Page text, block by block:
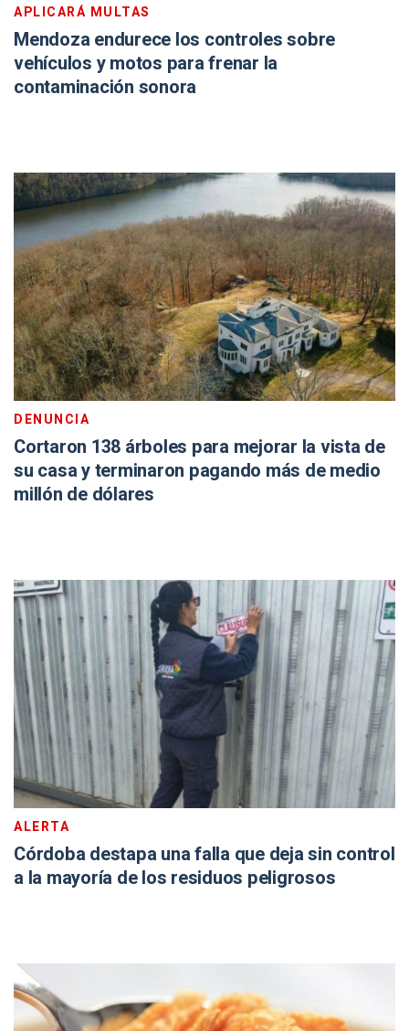
APLICARÁ MULTAS
Mendoza endurece los controles sobre
vehículos y motos para frenar la
contaminación sonora
DENUNCIA
Cortaron 138 árboles para mejorar la vista de
su casa y terminaron pagando más de medio
millón de dólares
ALERTA
Córdoba destapa una falla que deja sin control
a la mayoría de los residuos peligrosos